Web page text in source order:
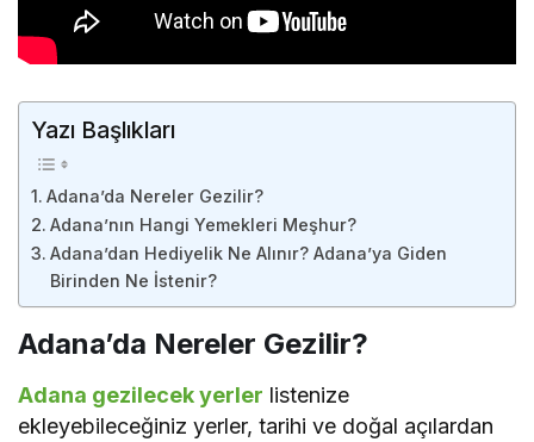
Yazı Başlıkları
Adana’da Nereler Gezilir?
Adana’nın Hangi Yemekleri Meşhur?
Adana’dan Hediyelik Ne Alınır? Adana’ya Giden
Birinden Ne İstenir?
Adana’da Nereler Gezilir?
Adana gezilecek yerler listenize
ekleyebileceğiniz yerler, tarihi ve doğal açılardan